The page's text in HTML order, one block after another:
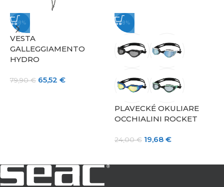
-18%
VESTA
GALLEGGIAMENTO
HYDRO
79,90€ 65,52 €
-18%
PLAVECKÉ OKULIARE
OCCHIALINI ROCKET
24,00€ 19,68 €